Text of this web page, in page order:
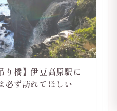
り橋】伊豆高原駅に
必ず訪れてほしい